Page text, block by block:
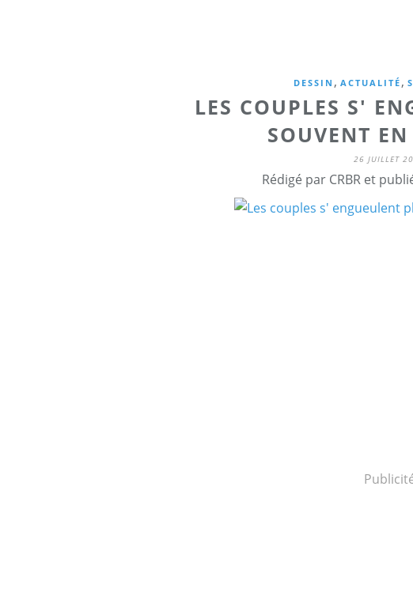
DESSIN , ACTUALITÉ ,
LES COUPLES S'
SOUVENT
26 JUILLET
Rédigé par CRBR et